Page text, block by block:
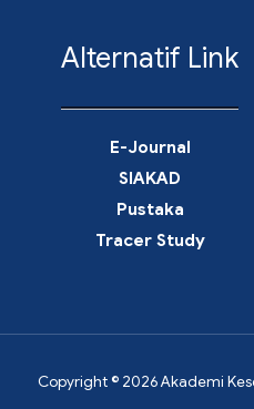
Alternatif Link
E-Journal
SIAKAD
Pustaka
Tracer Study
Copyright © 2026 Akademi